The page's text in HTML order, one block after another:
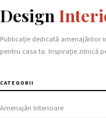
Design
Publicație dedicată
pentru casa ta. Inspirație zilnică
CATEGORII
Amenajări Interioare